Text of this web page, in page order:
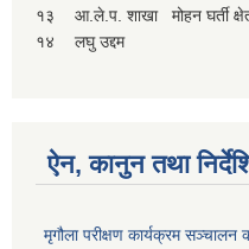
१३
आ.ले.प. शाखा मोहन घर्ती
१४
लघु उद्दम
ऐन, कानुन तथा
मृगौला परीक्षण कार्यक्रम सञ्चालन